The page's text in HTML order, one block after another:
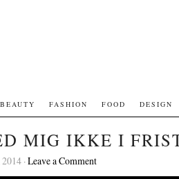
BEAUTY FASHION FOOD DESIGN
MIG IKKE I
·Leave a Comment